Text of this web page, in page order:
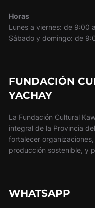
Horas
Lunes a viernes: de 9:00
Sábado y domingo: de
FUNDACIÓN
YACHAY
La Fundación Cultural
integral de la Provincia
fortalecer
producción sostenible, y
WHATSAPP